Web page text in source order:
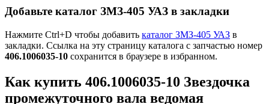
Добавьте каталог ЗМЗ-405 УАЗ в закладки
Нажмите Ctrl+D чтобы добавить каталог ЗМЗ-405 УАЗ в
закладки. Ссылка на эту страницу каталога с запчастью номер
406.1006035-10 сохранится в браузере в избранном.
Как купить 406.1006035-10 Звездочка
промежуточного вала ведомая